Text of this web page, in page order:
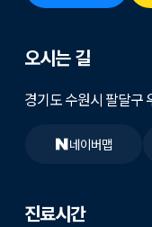
진료시간
오시는 길
경기도 수원시 팔달구
네이버맵